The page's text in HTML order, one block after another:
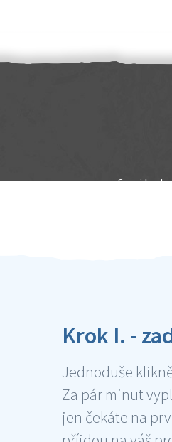
Sami
Krok I. -
Jednoduše
Za pár minut
jen čekáte na